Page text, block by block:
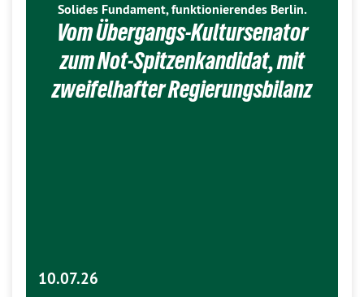
Solides Fundament, funktionierendes Berlin.
Vom Übergangs-Kultursenator
zum Not-Spitzenkandidat, mit
zweifelhafter Regierungsbilanz
10.07.26